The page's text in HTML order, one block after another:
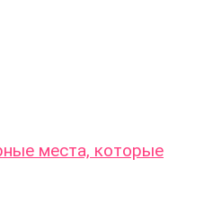
места, которые